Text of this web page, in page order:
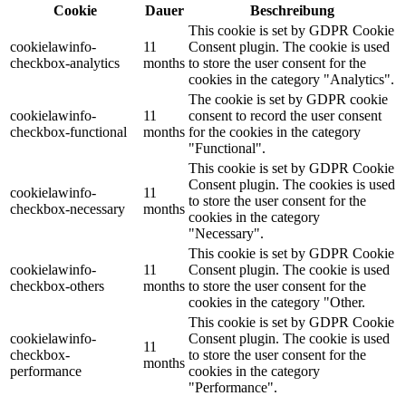
Cookie
Dauer Beschreibung
cookielawinfo-
checkbox-analytics
11
months
This cookie is set by GDPR Cookie
Consent plugin. The cookie is used
to store the user consent for the
cookies in the category "Analytics".
cookielawinfo-
checkbox-functional
11
months
The cookie is set by GDPR cookie
consent to record the user consent
for the cookies in the category
"Functional".
cookielawinfo-
checkbox-necessary
11
months
This cookie is set by GDPR Cookie
Consent plugin. The cookies is used
to store the user consent for the
cookies in the category
"Necessary".
cookielawinfo-
checkbox-others
11
months
This cookie is set by GDPR Cookie
Consent plugin. The cookie is used
to store the user consent for the
cookies in the category "Other.
cookielawinfo-
checkbox-
performance
11
months
This cookie is set by GDPR Cookie
Consent plugin. The cookie is used
to store the user consent for the
cookies in the category
"Performance".